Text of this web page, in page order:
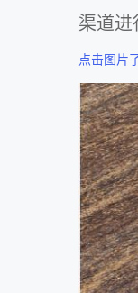
渠道
点击图片